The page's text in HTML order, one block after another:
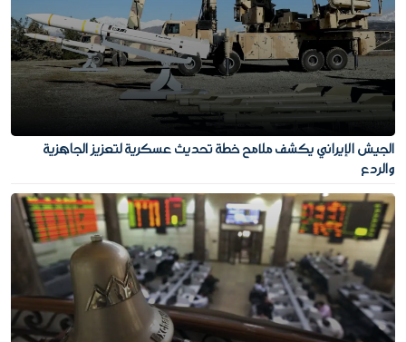
الجيش الإيراني يكشف ملامح خطة تحديث عسكرية لتعزيز الجاهزية
والردع